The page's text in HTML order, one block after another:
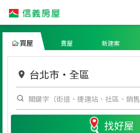
買屋 賣屋 新建案
台北市 ・ 全區
找好屋